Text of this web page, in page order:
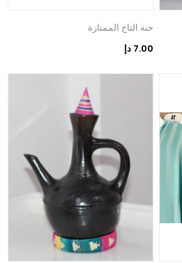
حنة التاج الممتازة
7.00 دإ